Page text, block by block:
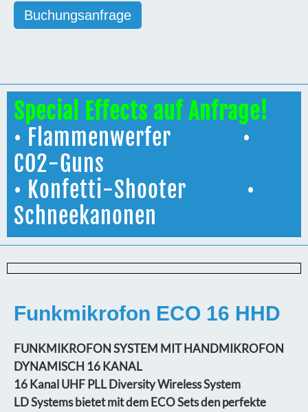
Buchungsanfrage
Special Effects auf Anfrage!
• Flammenwerfer •
CO2-Guns
• Konfetti-Shooter •
Schneekanonen
Funkmikrofon ECO 16 HHD
FUNKMIKROFON SYSTEM MIT HANDMIKROFON
DYNAMISCH 16 KANAL
16 Kanal UHF PLL Diversity Wireless System
LD Systems bietet mit dem ECO Sets den perfekte